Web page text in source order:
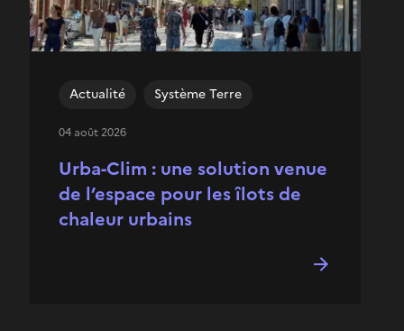
Urba-Clim : une solution venue
de l’espace pour les îlots de
chaleur urbains
Actualité Système Terre
04 août 2026